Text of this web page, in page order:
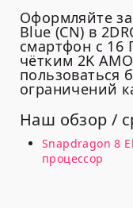
Оформляйте
Blue (CN) в
смартфон с 16
чётким 2K
пользоваться
ограничений
Наш обзор /
Snapdragon 8
процессор